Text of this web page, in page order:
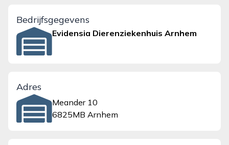
Bedrijfsgegevens
Evidensia Dierenziekenhuis Arnhem
Adres
Meander 10
6825MB Arnhem